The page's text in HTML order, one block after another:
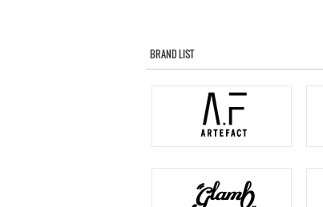
BRAND LIST